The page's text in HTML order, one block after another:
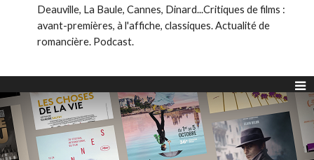
Deauville, La Baule, Cannes, Dinard...Critiques de films :
avant-premières, à l'affiche, classiques. Actualité de
romancière. Podcast.